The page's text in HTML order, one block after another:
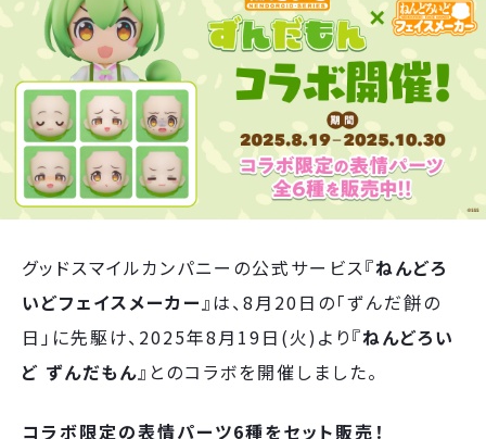
グッドスマイルカンパニーの公式サービス『ねんどろ
いどフェイスメーカー』は、8月20日の「ずんだ餅の
日」に先駆け、2025年8月19日(火)より『ねんどろい
ど ずんだもん』とのコラボを開催しました。
コラボ限定の表情パーツ6種をセット販売！